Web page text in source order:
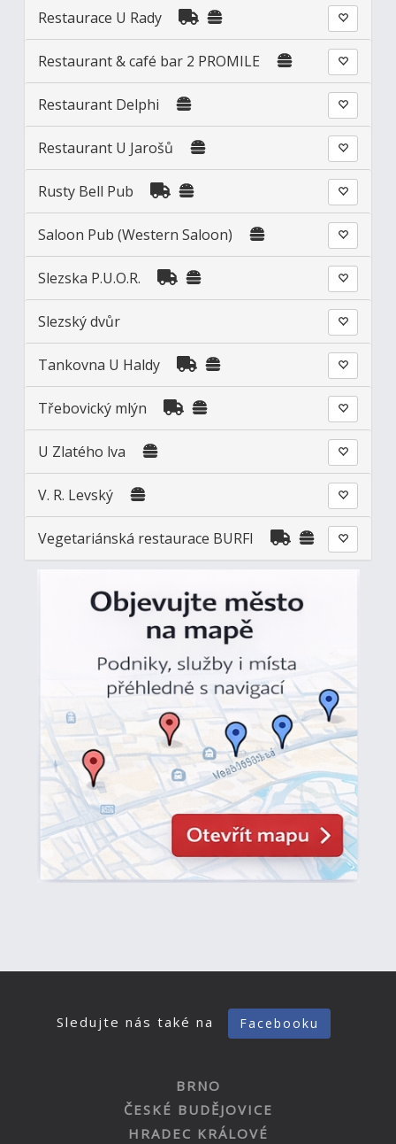
Restaurace U Rady
Restaurant & café bar 2 PROMILE
Restaurant Delphi
Restaurant U Jarošů
Rusty Bell Pub
Saloon Pub (Western Saloon)
Slezska P.U.O.R.
Slezský dvůr
Tankovna U Haldy
Třebovický mlýn
U Zlatého lva
V. R. Levský
Vegetariánská restaurace BURFI
Sledujte nás také na Facebooku
BRNO
ČESKÉ BUDĚJOVICE
HRADEC KRÁLOVÉ